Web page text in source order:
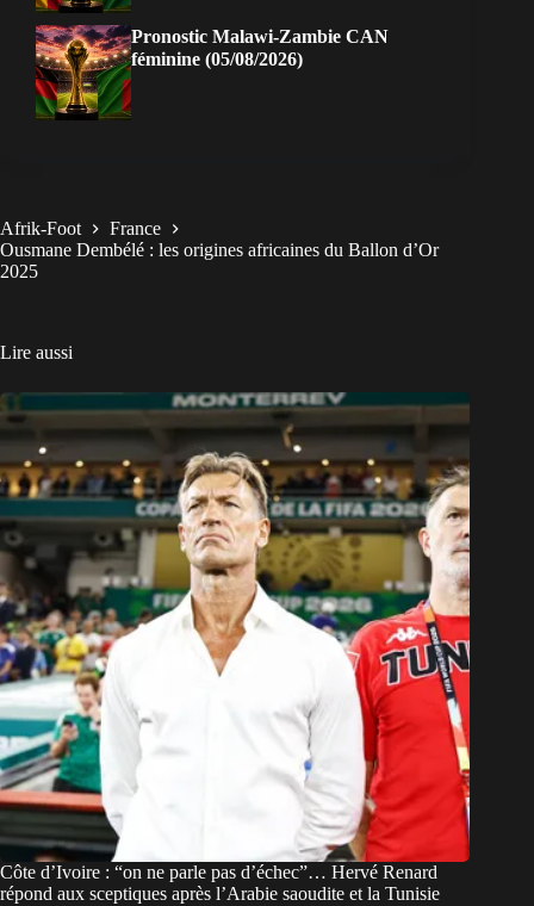
Pronostic Malawi-Zambie CAN
féminine (05/08/2026)
Afrik-Foot
France
Ousmane Dembélé : les origines africaines du Ballon d’Or
2025
Lire aussi
Côte d’Ivoire : “on ne parle pas d’échec”… Hervé Renard
répond aux sceptiques après l’Arabie saoudite et la Tunisie